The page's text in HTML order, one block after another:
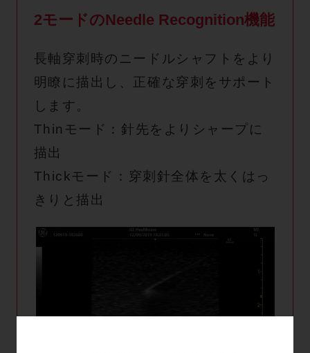
2モードのNeedle Recognition機能
長軸穿刺時のニードルシャフトをより
明瞭に描出し、正確な穿刺をサポート
します。
Thinモード：針先をよりシャープに
描出
Thickモード：穿刺針全体を太くはっ
きりと描出